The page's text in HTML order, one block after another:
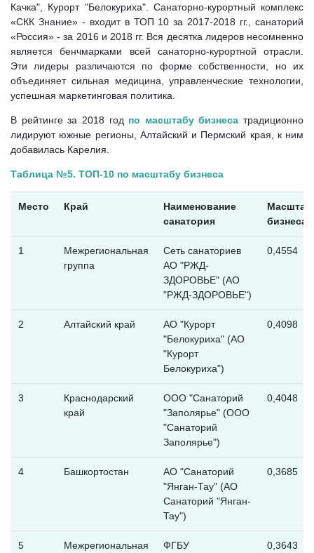
Качка", Курорт "Белокуриха". Санаторно-курортный комплекс
«СКК Знание» - входит в ТОП 10 за 2017-2018 гг., санаторий
«Россия» - за 2016 и 2018 гг. Вся десятка лидеров несомненно
является бенчмарками всей санаторно-курортной отрасли.
Эти лидеры различаются по форме собственности, но их
объединяет сильная медицина, управленческие технологии,
успешная маркетинговая политика.
В рейтинге за 2018 год по масштабу бизнеса традиционно
лидируют южные регионы, Алтайский и Пермский края, к ним
добавилась Карелия.
Таблица №5. ТОП-10 по масштабу бизнеса
Место Край
Наименование
санатория
Масштаб
бизнеса
1
Межрегиональная
группа
Сеть санаториев
АО "РЖД-
ЗДОРОВЬЕ" (АО
"РЖД-ЗДОРОВЬЕ")
0,4554
2 Алтайский край
АО "Курорт
"Белокуриха" (АО
"Курорт
Белокуриха")
0,4098
3
Краснодарский
край
ООО "Санаторий
"Заполярье" (ООО
"Санаторий
Заполярье")
0,4048
4 Башкортостан
АО "Санаторий
"Янган-Тау" (АО
Санаторий "Янган-
Тау")
0,3685
5
Межрегиональная
ФГБУ
0,3643